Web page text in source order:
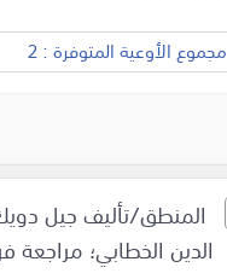
مجموع الأوعية المتوفرة : 2
المنطق/تأليف جيل
الدين الخطابي؛ مراجعة